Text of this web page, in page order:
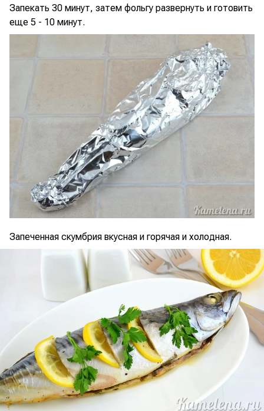
Запекать 30 минут, затем фольгу развернуть и готовить
еще 5 - 10 минут.
Запеченная скумбрия вкусная и горячая и холодная.